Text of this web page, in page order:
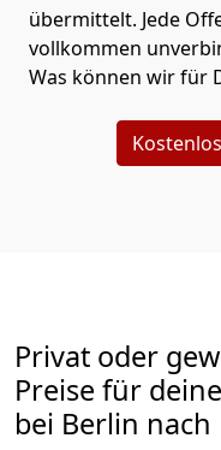
übermittelt. Jede
vollkommen
Was können wir für
Privat oder
Preise für
bei Berlin nach